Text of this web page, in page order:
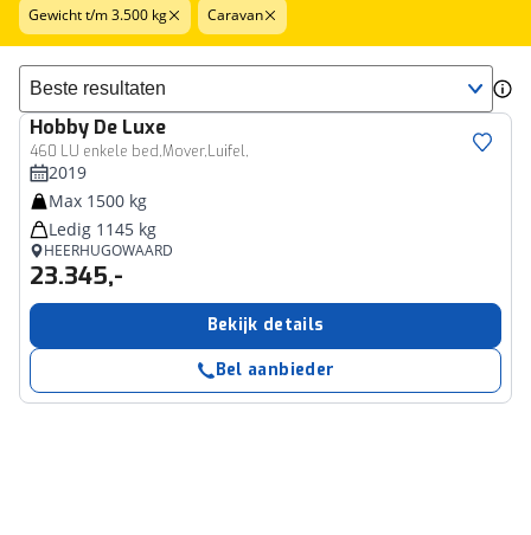
Gewicht t/m 3.500 kg Caravan
Sorteer resultaten
Hobby De Luxe
460 LU enkele bed,Mover,Luifel,
2019
Max 1500 kg
Ledig 1145 kg
HEERHUGOWAARD
23.345,-
Bekijk details
Bel aanbieder